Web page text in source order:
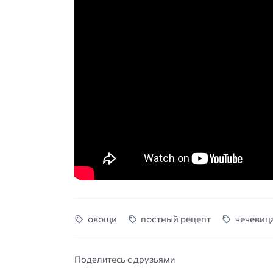
овощи постный рецепт
Поделитесь с друзьями